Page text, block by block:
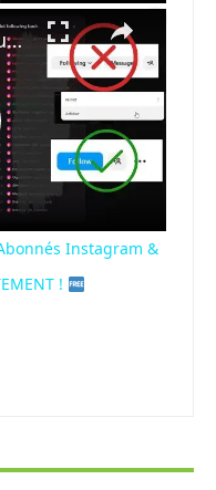
!
Instagram &
!